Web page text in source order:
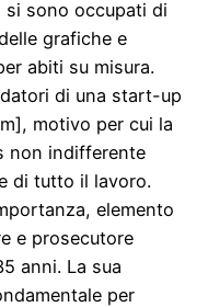
sono occupati di
grafiche e
abiti su misura.
di una start-up
motivo per cui la
non indifferente
di tutto il lavoro.
elemento
e prosecutore
anni. La sua
per